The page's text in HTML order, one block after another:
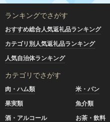
ランキングでさがす
おすすめ総合人気返礼品ランキング
カテゴリ別人気返礼品ランキング
人気自治体ランキング
カテゴリでさがす
肉・ハム類 米・パン
果実類
魚介類
酒・アルコール
お茶・飲料